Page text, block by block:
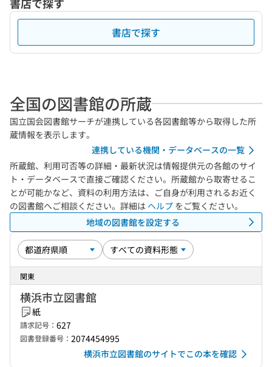
書店で探す
全国の図書館の所蔵
国立国会図書館サーチが連携している各図書館等から取得した所
蔵情報を表示します。
連携している機関・データベースの一覧
所蔵館、利用可否等の詳細・最新状況は情報提供元の各館のサイ
ト・データベースで直接ご確認ください。所蔵館から取寄せるこ
とが可能かなど、資料の利用方法は、ご自身が利用されるお近く
の図書館へご相談ください。詳細は ヘルプ をご覧ください。
地域の図書館を設定する
関東
横浜市立図書館
紙
請求記号： 627
図書登録番号： 2074454995
横浜市立図書館のサイトでこの本を確認